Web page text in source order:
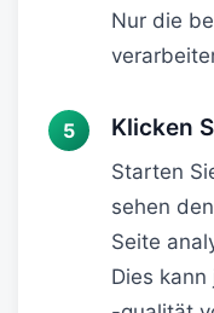
Nur die
Klicken
Starten
sehen
Seite
Dies